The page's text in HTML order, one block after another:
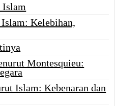
Kelebihan,
Montesquieu:
Islam: Kebenaran dan